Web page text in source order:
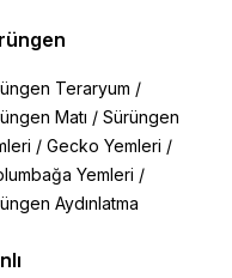
Teraryum /
Matı / Sürüngen
/ Gecko Yemleri /
Yemleri /
Aydınlatma